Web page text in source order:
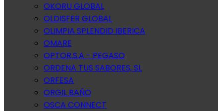
OKORU GLOBAL
OLDISFER GLOBAL
OLIMPIA SPLENDID IBERICA
OMARE
OPTOR.S.A - PEGASO
ORDENA TUS SABORES, SL
ORFESA
ORGIL BAÑO
OSCA CONNECT